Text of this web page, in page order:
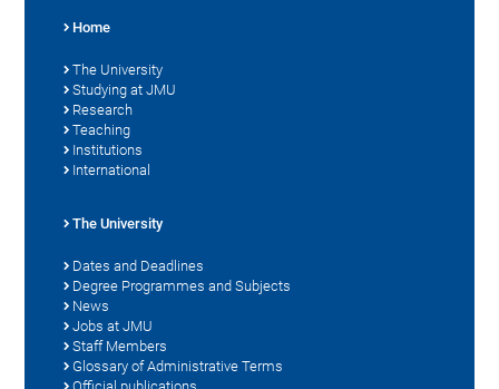
Home
The University
Studying at JMU
Research
Teaching
Institutions
International
The University
Dates and Deadlines
Degree Programmes and Subjects
News
Jobs at JMU
Staff Members
Glossary of Administrative Terms